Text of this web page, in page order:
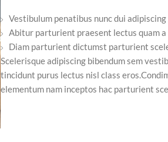
Vestibulum penatibus nunc dui
Abitur parturient praesent lectus quam
Diam parturient dictumst parturient
Scelerisque adipiscing bibendum sem
tincidunt purus lectus nisl class
elementum nam inceptos hac parturient